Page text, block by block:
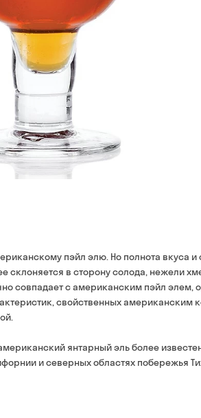
пэйл элю. Но полнота вкуса
в сторону солода, нежели
совпадает с американским пэйл
свойственных американским
янтарный эль более
и северных областях побережья